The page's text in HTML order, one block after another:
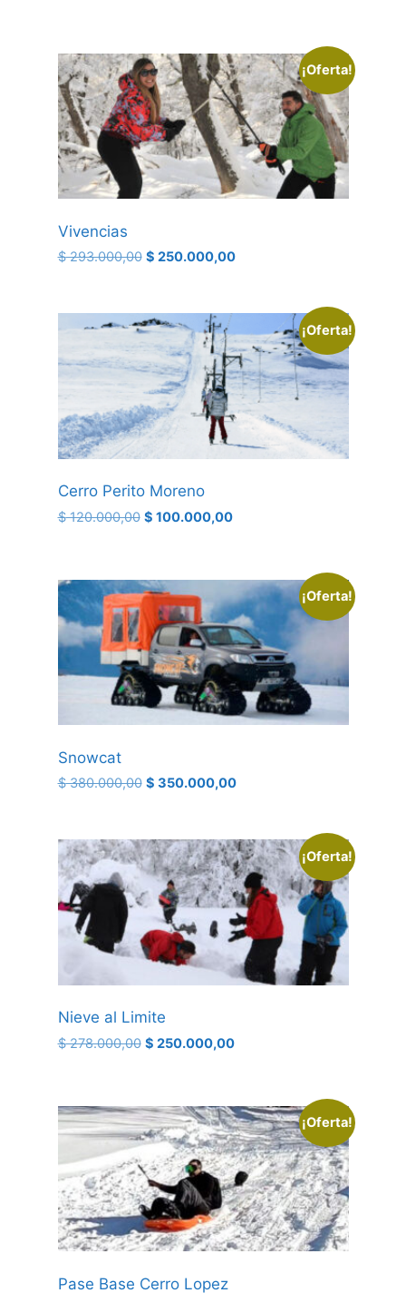
¡Oferta!
Vivencias
$293.000,00 $ 250.000,00
¡Oferta!
Cerro Perito Moreno
$120.000,00 $ 100.000,00
¡Oferta!
Snowcat
$380.000,00 $ 350.000,00
¡Oferta!
Nieve al Limite
$278.000,00 $ 250.000,00
¡Oferta!
Pase Base Cerro Lopez